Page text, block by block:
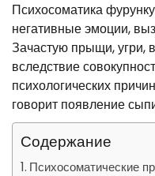
Психосоматика
негативные эмоции,
Зачастую прыщи, угри,
вследствие
психологических
говорит появление
Содержание
Психосоматические